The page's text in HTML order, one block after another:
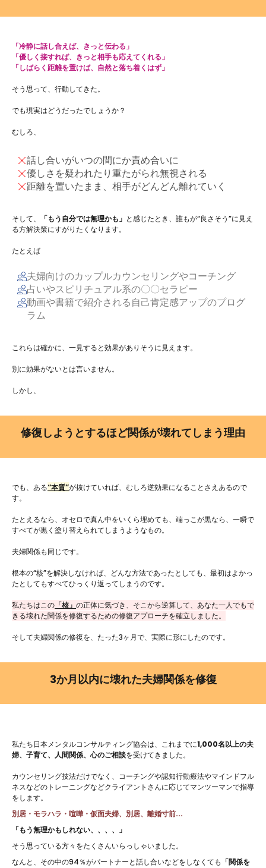
「冷静に話し合えば、きっと伝わる」
「優しく接すれば、きっと相手も応えてくれる」
「しばらく距離を置けば、自然と落ち着くはず」
そう思って、行動してきた。
でも現実はどうだったでしょうか？
むしろ、
話し合いがいつの間にか責め合いに
優しさを疑われたり重たがられ無視される
距離を置いたまま、相手がどんどん離れていく
そして、 「もう自分では無理かも」 と感じたとき、誰もが“良さそう”に見え
る方解決策にすがりたくなります。
たとえば
夫婦向けのカップルカウンセリングやコーチング
占いやスピリチュアル系の〇〇セラピー
動画や書籍で紹介される自己肯定感アップのプログ
ラム
これらは確かに、一見すると効果がありそうに見えます。
別に効果がないとは言いません。
しかし、
修復しようとするほど関係が壊れてしまう理由
でも、ある“本質”が抜けていれば、むしろ逆効果になることさえあるので
す。
たとえるなら、オセロで真ん中をいくら埋めても、端っこが黒なら、一瞬で
すべてが黒く塗り替えられてしまうようなもの。
夫婦関係も同じです。
根本の“核”を解決しなければ、どんな方法であったとしても、最初はよかっ
たとしてもすべてひっくり返ってしまうのです。
私たちはこの 「核」 の正体に気づき、そこから逆算して、あなた一人でもで
きる壊れた関係を修復するための修復アプローチを確立しました。
そして夫婦関係の修復を、たった3ヶ月で、実際に形にしたのです。
3か月以内に壊れた夫婦関係を修復
私たち日本メンタルコンサルティング協会は、これまでに1,000名以上の夫
婦、子育て、人間関係、心のご相談を受けてきました。
カウンセリング技法だけでなく、コーチングや認知行動療法やマインドフル
ネスなどのトレーニングなどクライアントさんに応じてマンツーマンで指導
をします。
別居・モラハラ・喧嘩・仮面夫婦、別居、離婚寸前...
「もう無理かもしれない、、、、」
そう思っている方々をたくさんいらっしゃいました。
なんと、その中の94％がパートナーと話し合いなどをしなくても 「関係を